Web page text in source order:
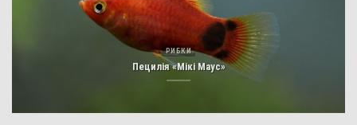
РИБКИ
Пецилія «Мікі Маус»